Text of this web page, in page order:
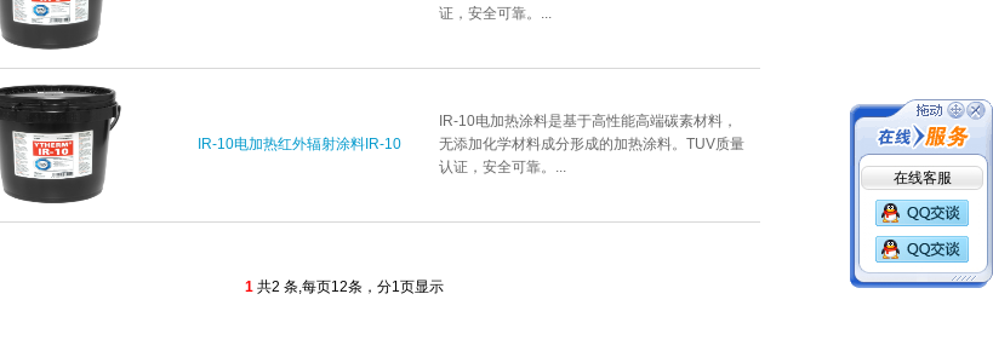
证，安全可靠。...
IR-10电加热红外辐射涂料IR-10
IR-10电加热涂料是基于高性能高端碳素材料，
无添加化学材料成分形成的加热涂料。TUV质量
认证，安全可靠。...
1 共2 条,每页12条，分1页显示
在线客服